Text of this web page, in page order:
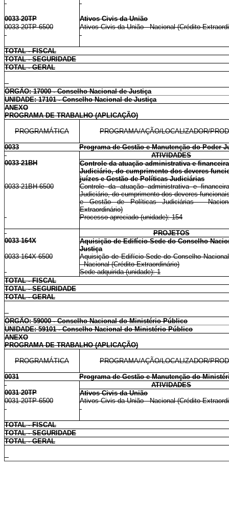
0033 20TP
Ativos Civis da União
0033 20TP 6500
Ativos Civis da União - Nacional (Crédito
TOTAL - FISCAL
TOTAL - SEGURIDADE
TOTAL - GERAL
ÓRGÃO: 17000 - Conselho Nacional de Justiça
UNIDADE: 17101 - Conselho Nacional de Justiça
ANEXO
PROGRAMA DE TRABALHO (APLICAÇÃO)
PROGRAMÁTICA PROGRAMA/AÇÃO/LOCALIZADOR/
0033
Programa de Gestão e Manutenção do Poder
ATIVIDADES
0033 21BH
Controle da atuação administrativa e
Judiciário, do cumprimento dos deveres
juízes e Gestão de Políticas Judiciárias
0033 21BH 6500
Controle da atuação administrativa e
Judiciário, do cumprimento dos deveres
e Gestão de Políticas Judiciárias -
Extraordinário)
Processo apreciado (unidade): 154
PROJETOS
0033 164X
Aquisição de Edifício-Sede do Conselho
Justiça
0033 164X 6500
Aquisição de Edifício-Sede do Conselho
- Nacional (Crédito Extraordinário)
Sede adquirida (unidade): 1
TOTAL - FISCAL
TOTAL - SEGURIDADE
TOTAL - GERAL
ÓRGÃO: 59000 - Conselho Nacional do Ministério Público
UNIDADE: 59101 - Conselho Nacional do Ministério Público
ANEXO
PROGRAMA DE TRABALHO (APLICAÇÃO)
PROGRAMÁTICA PROGRAMA/AÇÃO/LOCALIZADOR/
0031
Programa de Gestão e Manutenção do
ATIVIDADES
0031 20TP
Ativos Civis da União
0031 20TP 6500
Ativos Civis da União - Nacional (Crédito
TOTAL - FISCAL
TOTAL - SEGURIDADE
TOTAL - GERAL